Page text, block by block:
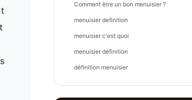
Comment être un bon menuisier ?
menuisier definition
menuisier c'est quoi
menuisier définition
définition menuisier